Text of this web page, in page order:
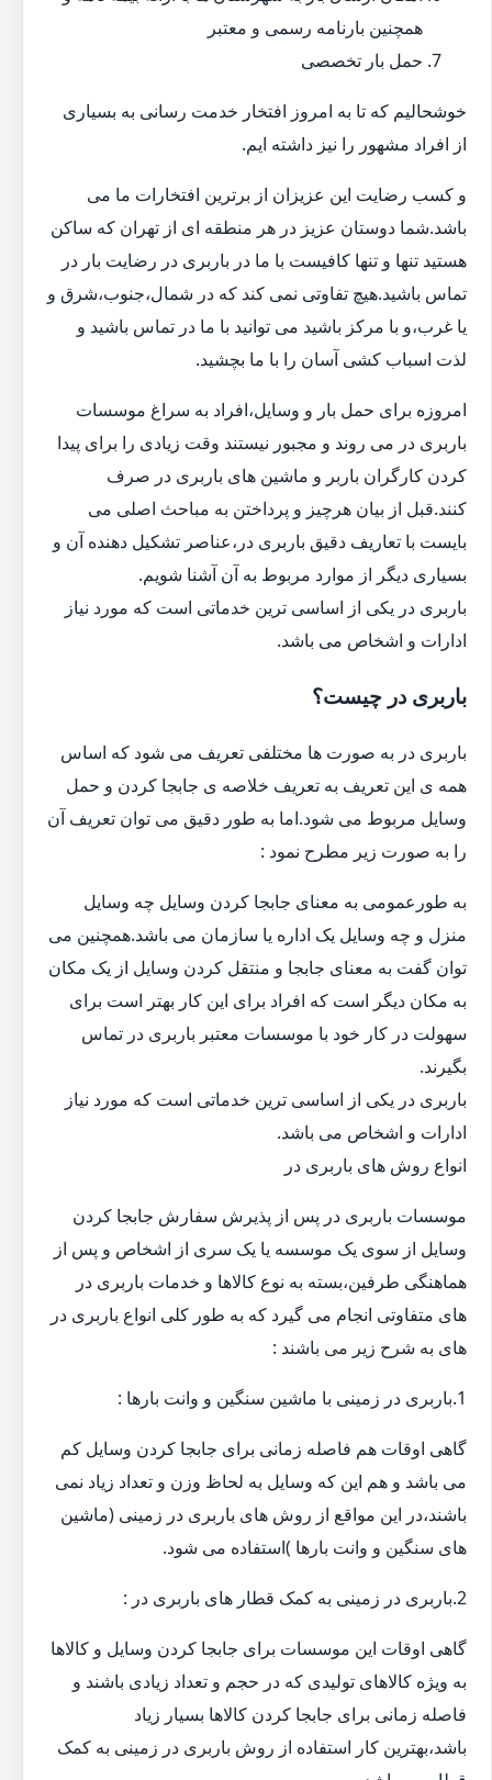
همچنین بارنامه رسمی و معتبر
حمل بار تخصصی
خوشحالیم که تا به امروز افتخار خدمت رسانی به بسیاری
از افراد مشهور را نیز داشته ایم.
و کسب رضایت این عزیزان از برترین افتخارات ما می
باشد.شما دوستان عزیز در هر منطقه ای از تهران که ساکن
هستید تنها و تنها کافیست با ما در باربری در رضایت بار در
تماس باشید.هیچ تفاوتی نمی کند که در شمال،جنوب،شرق و
یا غرب،و با مرکز باشید می توانید با ما در تماس باشید و
لذت اسباب کشی آسان را با ما بچشید.
امروزه برای حمل بار و وسایل،افراد به سراغ موسسات
باربری در می روند و مجبور نیستند وقت زیادی را برای پیدا
کردن کارگران باربر و ماشین های باربری در صرف
کنند.قبل از بیان هرچیز و پرداختن به مباحث اصلی می
بایست با تعاریف دقیق باربری در،عناصر تشکیل دهنده آن و
بسیاری دیگر از موارد مربوط به آن آشنا شویم.
باربری در یکی از اساسی ترین خدماتی است که مورد نیاز
ادارات و اشخاص می باشد.
باربری در چیست؟
باربری در به صورت ها مختلفی تعریف می شود که اساس
همه ی این تعریف به تعریف خلاصه ی جابجا کردن و حمل
وسایل مربوط می شود.اما به طور دقیق می توان تعریف آن
را به صورت زیر مطرح نمود :
به طورعمومی به معنای جابجا کردن وسایل چه وسایل
منزل و چه وسایل یک اداره یا سازمان می باشد.همچنین می
توان گفت به معنای جابجا و منتقل کردن وسایل از یک مکان
به مکان دیگر است که افراد برای این کار بهتر است برای
سهولت در کار خود با موسسات معتبر باربری در تماس
بگیرند.
باربری در یکی از اساسی ترین خدماتی است که مورد نیاز
ادارات و اشخاص می باشد.
انواع روش های باربری در
موسسات باربری در پس از پذیرش سفارش جابجا کردن
وسایل از سوی یک موسسه یا یک سری از اشخاص و پس از
هماهنگی طرفین،بسته به نوع کالاها و خدمات باربری در
های متفاوتی انجام می گیرد که به طور کلی انواع باربری در
های به شرح زیر می باشند :
1.باربری در زمینی با ماشین سنگین و وانت بارها :
گاهی اوقات هم فاصله زمانی برای جابجا کردن وسایل کم
می باشد و هم این که وسایل به لحاظ وزن و تعداد زیاد نمی
باشند،در این مواقع از روش های باربری در زمینی (ماشین
های سنگین و وانت بارها )استفاده می شود.
2.باربری در زمینی به کمک قطار های باربری در :
گاهی اوقات این موسسات برای جابجا کردن وسایل و کالاها
به ویژه کالاهای تولیدی که در حجم و تعداد زیادی باشند و
فاصله زمانی برای جابجا کردن کالاها بسیار زیاد
باشد،بهترین کار استفاده از روش باربری در زمینی به کمک